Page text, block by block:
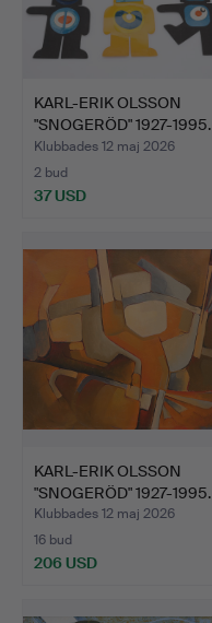
KARL-ERIK OLSSON
"SNOGERÖD" 1927-1995.
FEM…
Klubbades 12 maj 2026
2 bud
37 USD
KARL-ERIK OLSSON
"SNOGERÖD" 1927-1995.
OLJ…
Klubbades 12 maj 2026
16 bud
206 USD